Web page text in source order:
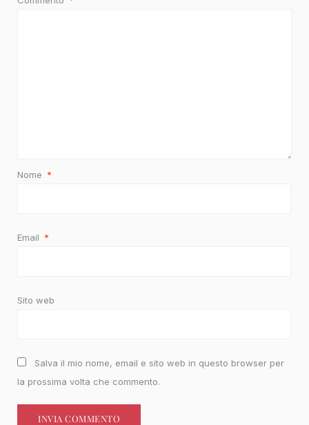
Nome *
Email *
Sito web
Salva il mio nome, email e sito web in questo browser per
la prossima volta che commento.